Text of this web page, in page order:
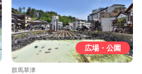
広場・公園
群馬草津